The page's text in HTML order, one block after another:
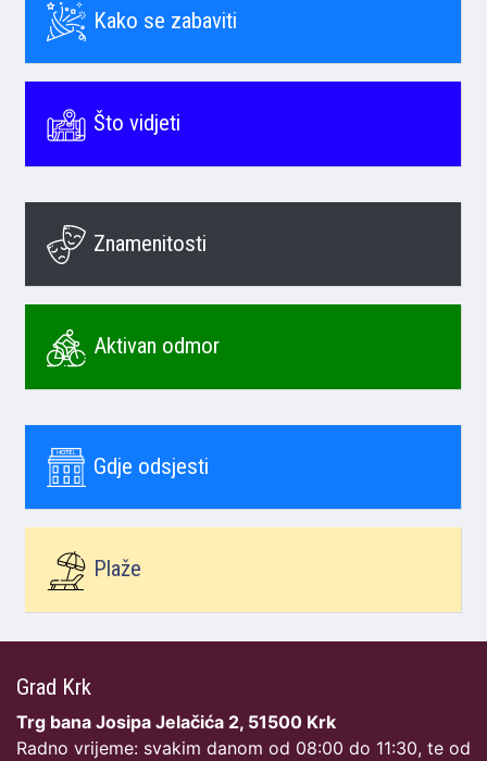
Kako se zabaviti
Što vidjeti
Znamenitosti
Aktivan odmor
Gdje odsjesti
Plaže
Grad Krk
Trg bana Josipa Jelačića 2, 51500 Krk
Radno vrijeme: svakim danom od 08:00 do 11:30, te od